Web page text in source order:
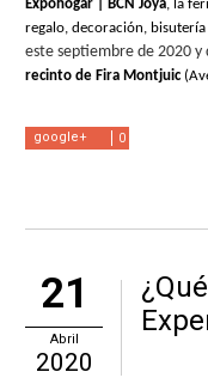
Expohogar | BCN Joya, la
regalo, decoración,
este septiembre de 2020 y
recinto de Fira Montjuic
0
google+
21
Abril
2020